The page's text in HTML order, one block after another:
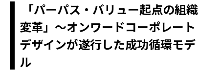
「パーパス・バリュー起点の組織
変革」～オンワードコーポレート
デザインが遂行した成功循環モデ
ル